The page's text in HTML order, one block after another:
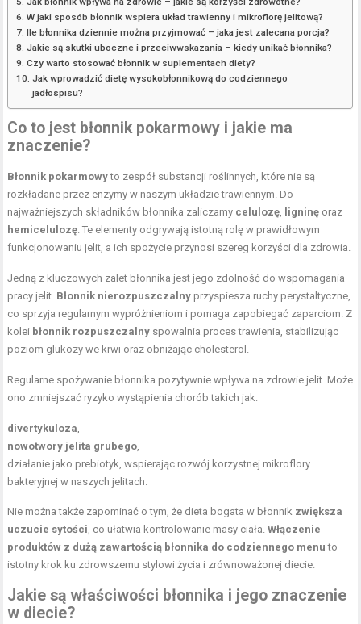
W jaki sposób błonnik wspiera układ trawienny i mikroflorę jelitową?
Ile błonnika dziennie można przyjmować – jaka jest zalecana porcja?
Jakie są skutki uboczne i przeciwwskazania – kiedy unikać błonnika?
Czy warto stosować błonnik w suplementach diety?
Jak wprowadzić dietę wysokobłonnikową do codziennego
jadłospisu?
Co to jest błonnik pokarmowy i jakie ma
znaczenie?
Błonnik pokarmowyto zespół substancji roślinnych, które nie są
rozkładane przez enzymy w naszym układzie trawiennym. Do
najważniejszych składników błonnika zaliczamy celulozę, ligninę oraz
hemicelulozę. Te elementy odgrywają istotną rolę w prawidłowym
funkcjonowaniu jelit, a ich spożycie przynosi szereg korzyści dla zdrowia.
Jedną z kluczowych zalet błonnika jest jego zdolność do wspomagania
pracy jelit. Błonnik nierozpuszczalny przyspiesza ruchy perystaltyczne,
co sprzyja regularnym wypróżnieniom i pomaga zapobiegać zaparciom. Z
kolei błonnik rozpuszczalny spowalnia proces trawienia, stabilizując
poziom glukozy we krwi oraz obniżając cholesterol.
Regularne spożywanie błonnika pozytywnie wpływa na zdrowie jelit. Może
ono zmniejszać ryzyko wystąpienia chorób takich jak:
divertykuloza,
nowotwory jelita grubego,
działanie jako prebiotyk, wspierając rozwój korzystnej mikroflory
bakteryjnej w naszych jelitach.
Nie można także zapominać o tym, że dieta bogata w błonnik zwiększa
uczucie sytości, co ułatwia kontrolowanie masy ciała.Włączenie
produktów z dużą zawartością błonnika do codziennego menu to
istotny krok ku zdrowszemu stylowi życia i zrównoważonej diecie.
Jakie są właściwości błonnika i jego znaczenie
w diecie?